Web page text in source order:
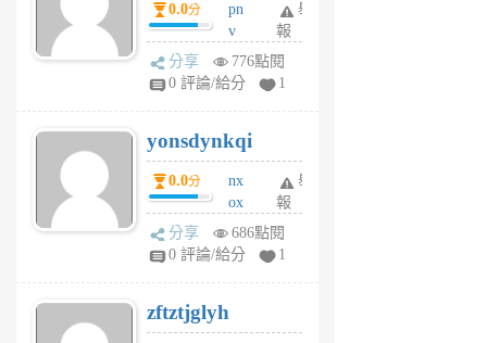
月
前
0.0分
pn
v
wt
sv
6
個
月
前
舉
報
分享
776點閱
0 評論/給分
1
yonsdynkqi
0.0分
nx
ox
rh
pe
月
舉
報
分享
686點閱
0 評論/給分
1
zftztjglyh